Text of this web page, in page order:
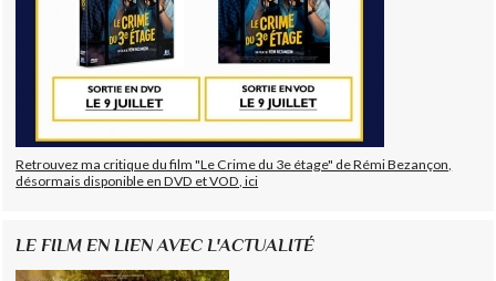
Retrouvez ma critique du film "Le Crime du 3e étage" de Rémi Bezançon,
désormais disponible en DVD et VOD, ici
LE FILM EN LIEN AVEC L'ACTUALITÉ